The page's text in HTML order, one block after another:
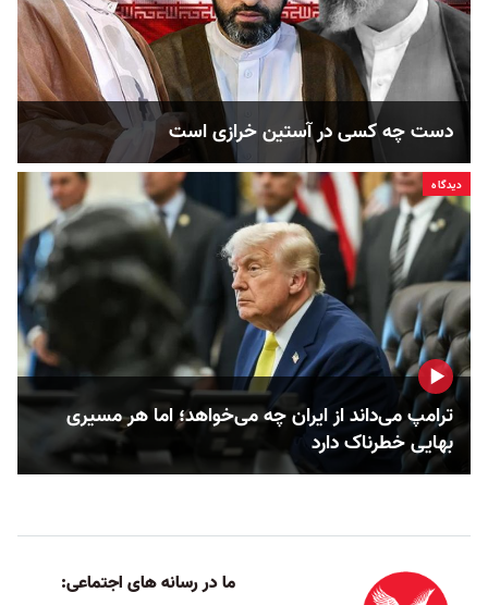
دست چه کسی در آستین خرازی است
دیدگاه
ترامپ می‌داند از ایران چه می‌خواهد؛ اما هر مسیری
بهایی خطرناک دارد
ما در رسانه های اجتماعی: